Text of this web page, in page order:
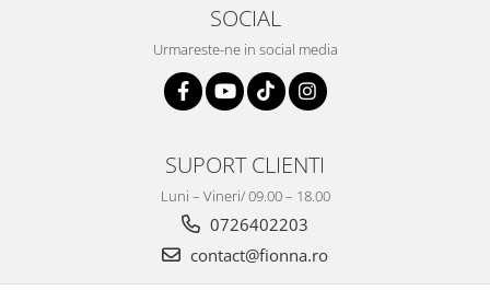
SOCIAL
Urmareste-ne in social media
SUPORT CLIENTI
Luni – Vineri/ 09.00 – 18.00
0726402203
contact@fionna.ro